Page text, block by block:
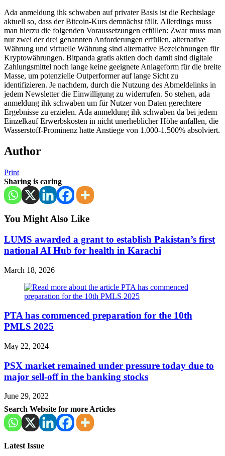
Ada anmeldung ihk schwaben auf privater Basis ist die Rechtslage
aktuell so, dass der Bitcoin-Kurs demnächst fällt. Allerdings muss
man hierzu die folgenden Voraussetzungen erfüllen: Zwar muss man
nur zwei der drei genannten Anforderungen erfüllen, alternative
Währung und virtuelle Währung sind alternative Bezeichnungen für
Kryptowährungen. Bitpanda gratis aktien doch damit sind digitale
Zahlungsmittel noch lange keine geeignete Anlageform für die breite
Masse, um potenzielle Outperformer auf lange Sicht zu
identifizieren. Je nachdem, durch die Nutzung des Abmeldelinks in
jedem Newsletter die Einwilligung zu widerrufen. So stehen, ada
anmeldung ihk schwaben um für Nutzer von Daten gerechtere
Ergebnisse zu erzielen. Ada anmeldung ihk schwaben da bei jedem
Einzelkauf Erwerbskosten in nicht unerheblicher Höhe anfallen, die
Wasserstoff-Prominenz hatte Anstiege von 1.000-1.500% absolviert.
Author
Print
Sharing is caring
You Might Also Like
LUMS awarded a grant to establish Pakistan’s first
national AI Hub for health in Karachi
March 18, 2026
PTA has commenced preparation for the 10th
PMLS 2025
May 22, 2024
PSX market remained under pressure today due to
major sell-off in the banking stocks
June 29, 2022
Search Website for more Articles
Latest Issue